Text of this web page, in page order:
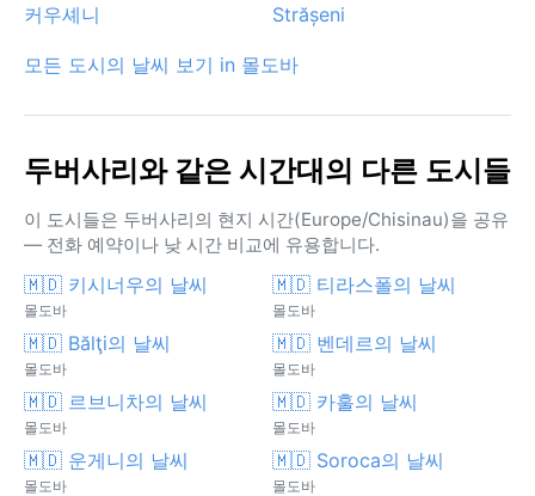
커우셰니
Strășeni
모든 도시의 날씨 보기 in 몰도바
두버사리와 같은 시간대의 다른 도시들
이 도시들은 두버사리의 현지 시간(Europe/Chisinau)을 공유
— 전화 예약이나 낮 시간 비교에 유용합니다.
🇲🇩 키시너우의 날씨
몰도바
🇲🇩 티라스폴의 날씨
몰도바
🇲🇩 Bălţi의 날씨
몰도바
🇲🇩 벤데르의 날씨
몰도바
🇲🇩 르브니차의 날씨
몰도바
🇲🇩 카훌의 날씨
몰도바
🇲🇩 운게니의 날씨
몰도바
🇲🇩 Soroca의 날씨
몰도바